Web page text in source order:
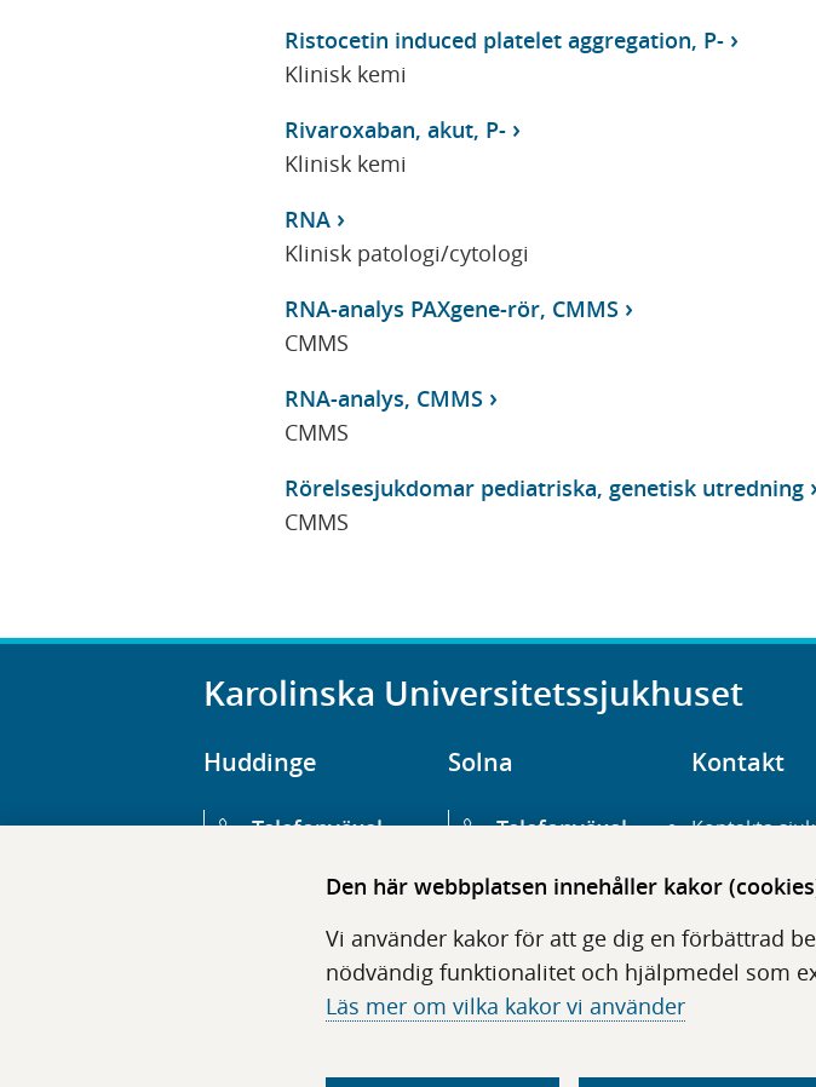
Den här webbplatsen innehåller kakor
Vi använder kakor för att ge dig en förbättrad
nödvändig funktionalitet och hjälpmedel som
Läs mer om vilka kakor vi använder
Ristocetin induced platelet aggregation, P-
Klinisk kemi
Rivaroxaban, akut, P-
Klinisk kemi
RNA
Klinisk patologi/cytologi
RNA-analys PAXgene-rör, CMMS
CMMS
RNA-analys, CMMS
CMMS
Rörelsesjukdomar pediatriska, genetisk utredning
CMMS
Karolinska Universitetssjukhuset
Huddinge
Telefonväxel
Hälsovägen 13
Solna
Telefonväxel
Eugeniavägen 3
Kontakt
Kontakta
Hitta hit
Press